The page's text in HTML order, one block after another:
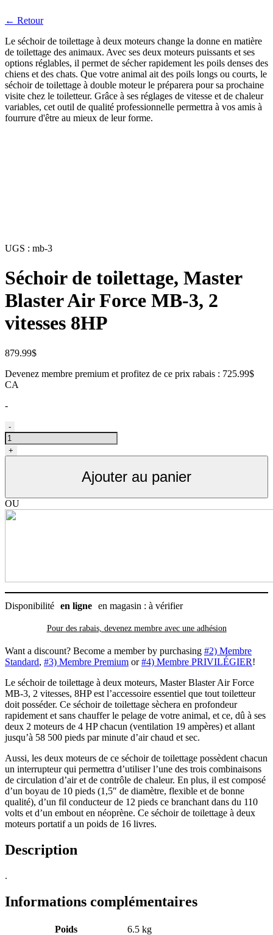
← Retour
Le séchoir de toilettage à deux moteurs change la donne en matière
de toilettage des animaux. Avec ses deux moteurs puissants et ses
options réglables, il permet de sécher rapidement les poils denses des
chiens et des chats. Que votre animal ait des poils longs ou courts, le
séchoir de toilettage à double moteur le préparera pour sa prochaine
visite chez le toiletteur. Grâce à ses réglages de vitesse et de chaleur
variables, cet outil de qualité professionnelle permettra à vos amis à
fourrure d'être au mieux de leur forme.
UGS : mb-3
Séchoir de toilettage, Master
Blaster Air Force MB-3, 2
vitesses 8HP
879.99$
Devenez membre premium et profitez de ce prix rabais : 725.99$
CA
-
quantité
de
Séchoir
de
moteurs,
Master
vitesses
8HP
-
+
Ajouter au panier
OU
Disponibilité en ligne en magasin : à vérifier
Pour des rabais, devenez membre avec une adhésion
Want a discount? Become a member by purchasing #2) Membre
Standard, #3) Membre Premium or#4) Membre PRIVILÉGIER!
Le séchoir de toilettage à deux moteurs, Master Blaster Air Force
MB-3, 2 vitesses, 8HP est l’accessoire essentiel que tout toiletteur
doit posséder. Ce séchoir de toilettage sèchera en profondeur
rapidement et sans chauffer le pelage de votre animal, et ce, dû à ses
deux 2 moteurs de 4 HP chacun (ventilation 19 ampères) et allant
jusqu’à 58 500 pieds par minute d’air chaud et sec.
Aussi, les deux moteurs de ce séchoir de toilettage possèdent chacun
un interrupteur qui permettra d’utiliser l’une des trois combinaisons
de circulation d’air et de contrôle de chaleur. En plus, il est composé
d’un boyau de 10 pieds (1,5″ de diamètre, flexible et de bonne
qualité), d’un fil conducteur de 12 pieds ce branchant dans du 110
volts et d’un embout en néoprène. Ce séchoir de toilettage à deux
moteurs portatif a un poids de 16 livres.
Description
.
Informations complémentaires
Poids 6.5 kg